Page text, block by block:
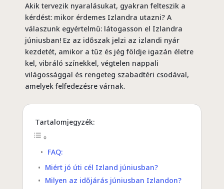
Akik tervezik nyaralásukat, gyakran felteszik a
kérdést: mikor érdemes Izlandra utazni? A
válaszunk egyértelmű: látogasson el Izlandra
júniusban! Ez az időszak jelzi az izlandi nyár
kezdetét, amikor a tűz és jég földje igazán életre
kel, vibráló színekkel, végtelen nappali
világossággal és rengeteg szabadtéri csodával,
amelyek felfedezésre várnak.
Tartalomjegyzék:
FAQ:
Miért jó úti cél Izland júniusban?
Milyen az időjárás júniusban Izlandon?